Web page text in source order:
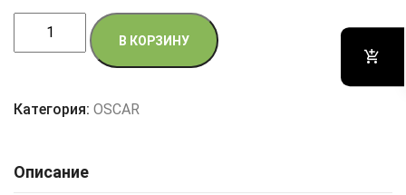
Количество
товара
Карбонара
В КОРЗИНУ
Категория: OSCAR
Описание